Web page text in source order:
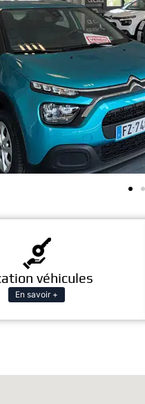
véhicules
En savoir +